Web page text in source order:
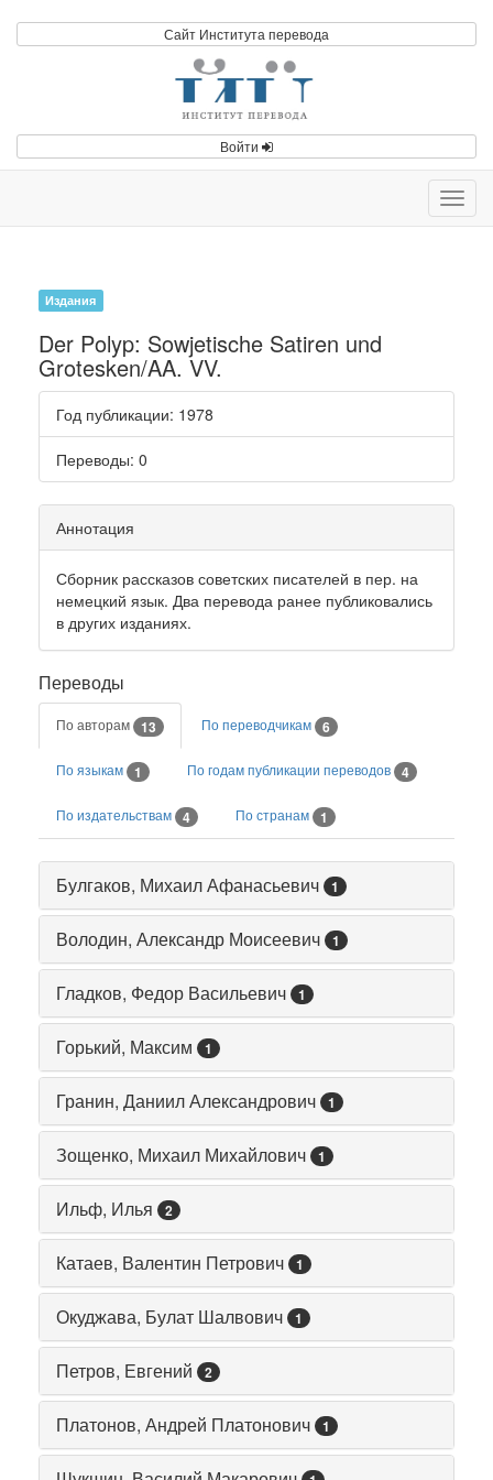
Сайт Института перевода
Войти
Издания
Der Polyp: Sowjetische Satiren und
Grotesken/AA. VV.
Год публикации: 1978
Переводы: 0
Аннотация
Сборник рассказов советских писателей в пер. на
немецкий язык. Два перевода ранее публиковались
в других изданиях.
Переводы
По авторам 13 По переводчикам 6
По языкам 1 По годам публикации переводов 4
По издательствам 4 По странам 1
Булгаков, Михаил Афанасьевич 1
Володин, Александр Моисеевич 1
Гладков, Федор Васильевич 1
Горький, Максим 1
Гранин, Даниил Александрович 1
Зощенко, Михаил Михайлович 1
Ильф, Илья 2
Катаев, Валентин Петрович 1
Окуджава, Булат Шалвович 1
Петров, Евгений 2
Платонов, Андрей Платонович 1